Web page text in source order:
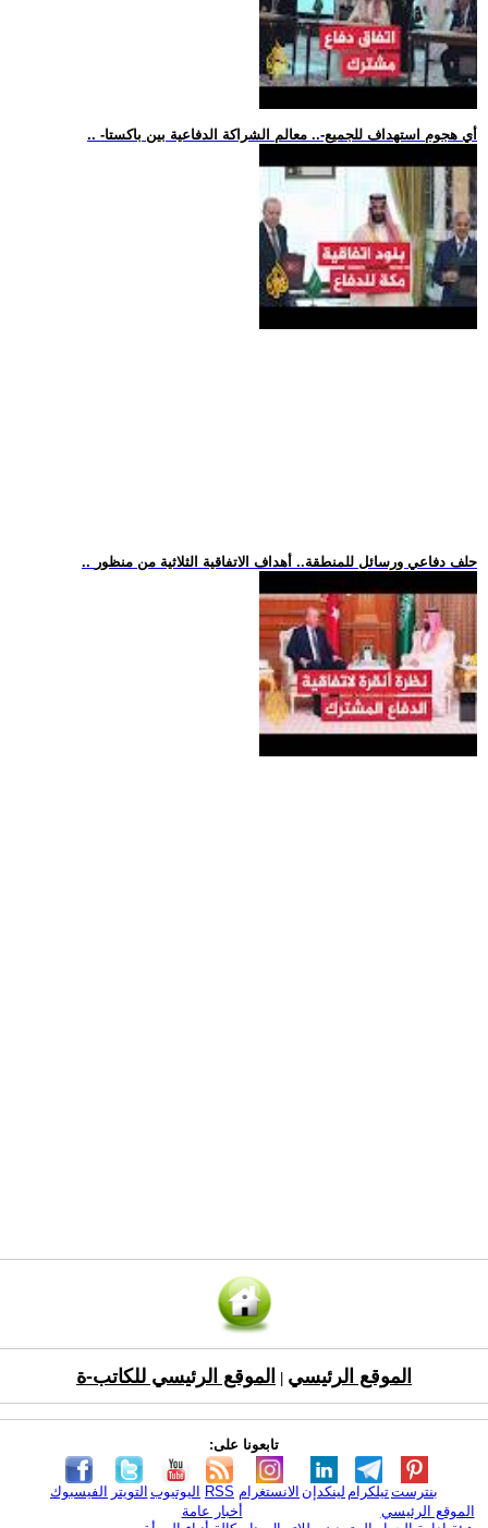
.. -أي هجوم استهداف للجميع-.. معالم الشراكة الدفاعية بين باكستا
.. حلف دفاعي ورسائل للمنطقة.. أهداف الاتفاقية الثلاثية من منظور
الموقع الرئيسي الموقع الرئيسي للكاتب-ة
تابعونا على:
الفيسبوك التويتر اليوتيوب RSS الانستغرام لينكدإن تيلكرامبنترست
الموقع الرئيسي
أخبار عامة